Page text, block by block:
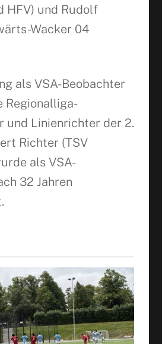
HFV) und Rudolf
Wacker 04
als VSA-Beobachter
Regionalliga-
und Linienrichter der 2.
Richter (TSV
als VSA-
32 Jahren